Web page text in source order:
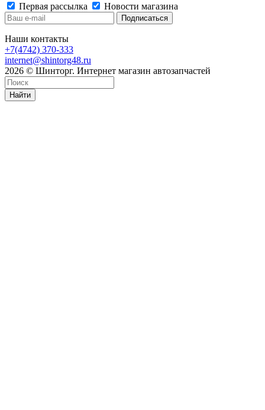
Первая рассылка
Новости магазина
Наши контакты
+7(4742) 370-333
internet@shintorg48.ru
2026 © Шинторг. Интернет магазин автозапчастей
Найти